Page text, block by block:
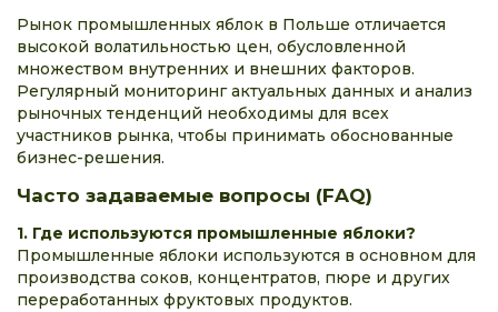
Рынок промышленных яблок в Польше отличается
высокой волатильностью цен, обусловленной
множеством внутренних и внешних факторов.
Регулярный мониторинг актуальных данных и анализ
рыночных тенденций необходимы для всех
участников рынка, чтобы принимать обоснованные
бизнес-решения.
Часто задаваемые вопросы (FAQ)
1. Где используются промышленные яблоки?
Промышленные яблоки используются в основном для
производства соков, концентратов, пюре и других
переработанных фруктовых продуктов.